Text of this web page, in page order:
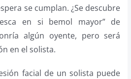
se cumplan. ¿Se descubre
en si bemol mayor” de
algún oyente, pero será
en el solista.
facial de un solista puede